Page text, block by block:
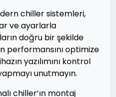
chiller sistemleri,
ve ayarlarla
doğru bir şekilde
performansını optimize
yazılımını kontrol
unutmayın.
chiller’ın montaj